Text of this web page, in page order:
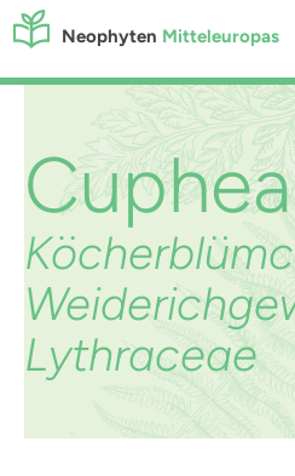
Neophyten Mitteleuropas
Cuphea
Lythraceae